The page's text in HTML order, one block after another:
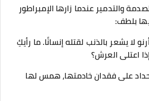
والتدمير عندما زارها الإمبراطور
بلطف:
لا يشعر بالذنب لقتله إنسانًا. ما رأيكِ
اعتلى العرش؟
على فقدان خادمتها، همس لها